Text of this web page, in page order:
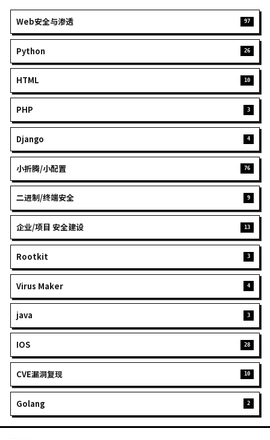
阅读全文
下一页 →
JOVE
一邊解決問題，一邊發現自己就是問題本身
搜索
分类
Web安全与渗透